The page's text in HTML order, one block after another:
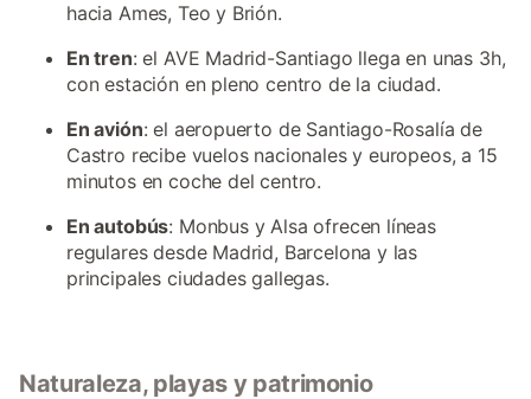
hacia Ames, Teo y Brión.
En tren: el AVE Madrid-Santiago llega en unas 3h,
con estación en pleno centro de la ciudad.
En avión: el aeropuerto de Santiago-Rosalía de
Castro recibe vuelos nacionales y europeos, a 15
minutos en coche del centro.
En autobús: Monbus y Alsa ofrecen líneas
regulares desde Madrid, Barcelona y las
principales ciudades gallegas.
Naturaleza, playas y patrimonio